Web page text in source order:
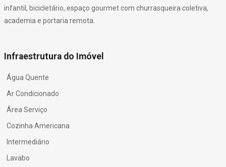
infantil, bicicletário, espaço gourmet com churrasqueira coletiva,
academia e portaria remota.
Infraestrutura do Imóvel
Água Quente
Ar Condicionado
Área Serviço
Cozinha Americana
Intermediário
Lavabo